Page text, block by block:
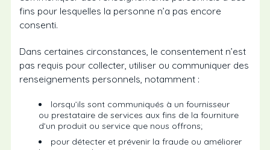
fins pour lesquelles la personne n’a pas encore
consenti.
Dans certaines circonstances, le consentement n’est
pas requis pour collecter, utiliser ou communiquer des
renseignements personnels, notamment :
lorsqu’ils sont communiqués à un fournisseur
ou prestataire de services aux fins de la fourniture
d’un produit ou service que nous offrons;
pour détecter et prévenir la fraude ou améliorer